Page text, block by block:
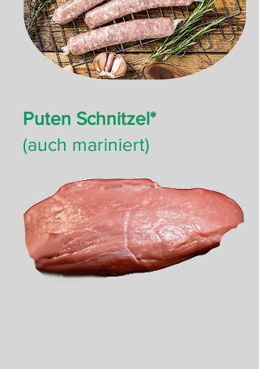
Puten Schnitzel*
(auch mariniert)